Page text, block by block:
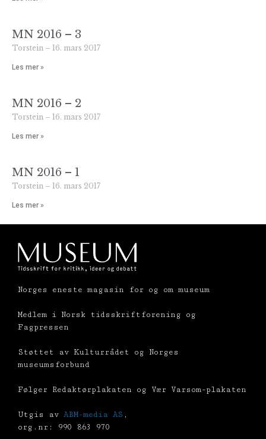
MN 2016 – 3
Torstein 16. mars 2017
Les mer »
MN 2016 – 2
Torstein 16. mars 2017
Les mer »
MN 2016 – 1
Torstein 16. mars 2017
Les mer »
Norges eneste magasin for og om museum
Medlem i Norsk tidsskriftforening og
Fagpressen
Støttet av Kulturrådet og Norges
museumsforbund
Følger Redaktørplakaten og Vær Varsom-plakaten
Utgis av ABM-media AS ,
org.nr: 990 863 970